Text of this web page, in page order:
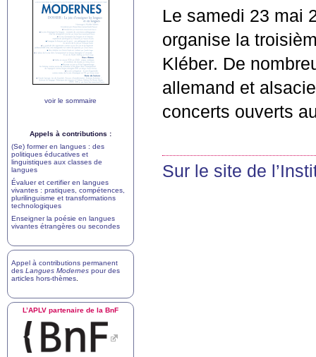
Le samedi 23 mai
organise la
Kléber. De
allemand et
concerts ouverts
Sur le site de
voir le sommaire
Appels à contributions :
(Se) former en langues : des
politiques éducatives et
linguistiques aux classes de
langues
Évaluer et certifier en langues
vivantes : pratiques, compétences,
plurilinguisme et transformations
technologiques
Enseigner la poésie en langues
vivantes étrangères ou secondes
Appel à contributions permanent
des Langues Modernes pour des
articles hors-thèmes
L’APLV partenaire de la BnF